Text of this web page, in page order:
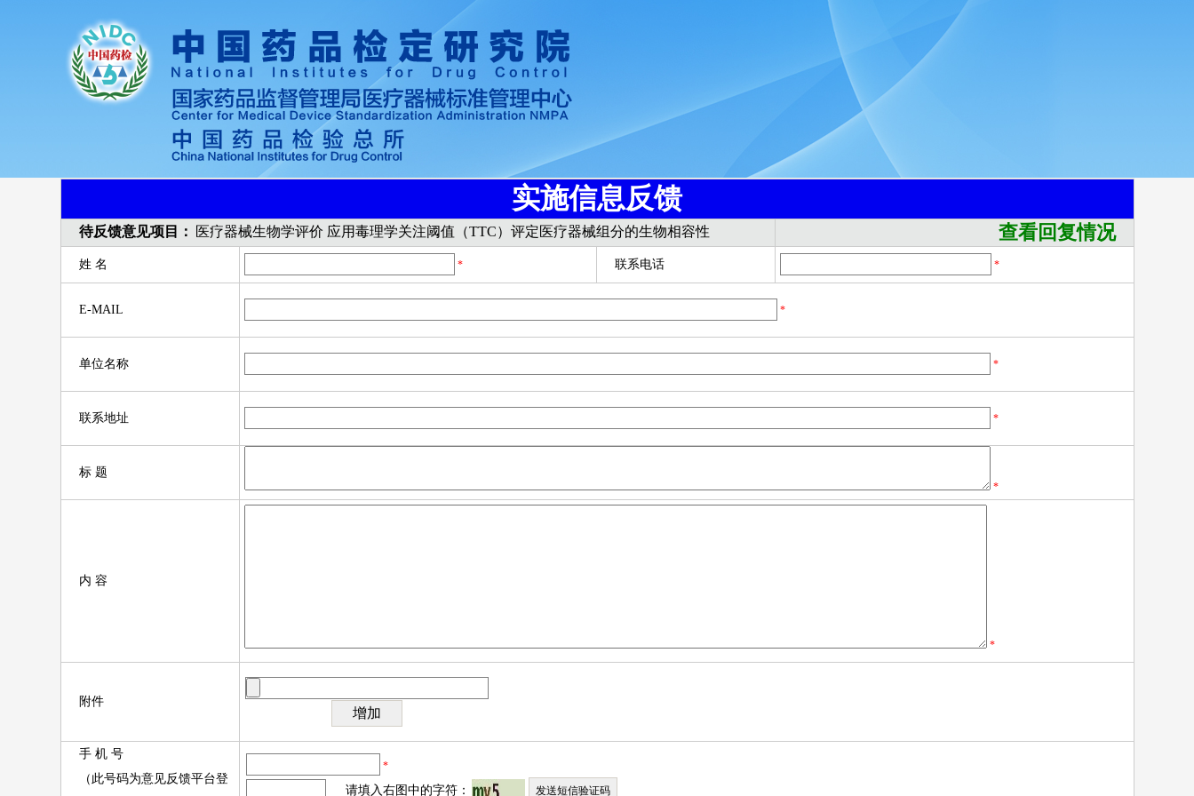
实施信息反馈
待反馈意见项目： 医疗器械生物学评价 应用毒理学关注阈值（TTC）评定医疗器械组分的生物相容性 查看回复情况
姓 名 * 联系电话 *
E-MAIL *
单位名称 *
联系地址 *
标 题
*
内 容
*
附件
手 机 号
（此号码为意见反馈平台登
*
请填入右图中的字符：